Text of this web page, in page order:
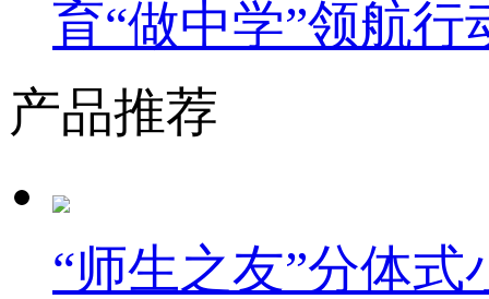
育“做中学”领航行
产品推荐
“师生之友”分体